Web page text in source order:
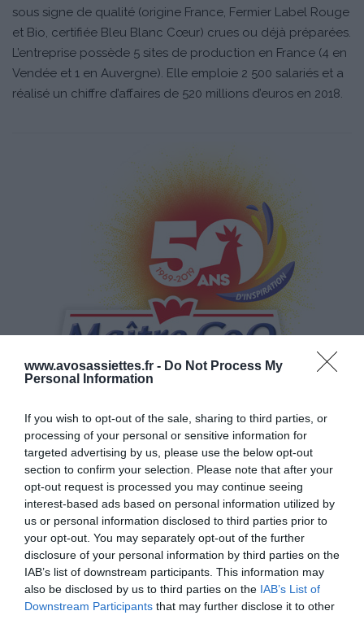
www.avosassiettes.fr - Do Not Process My
Personal Information
If you wish to opt-out of the sale, sharing to third parties, or
processing of your personal or sensitive information for
targeted advertising by us, please use the below opt-out
section to confirm your selection. Please note that after your
opt-out request is processed you may continue seeing
interest-based ads based on personal information utilized by
us or personal information disclosed to third parties prior to
your opt-out. You may separately opt-out of the further
disclosure of your personal information by third parties on the
IAB’s list of downstream participants. This information may
also be disclosed by us to third parties on the IAB’s List of
Downstream Participants that may further disclose it to other
sous signe de qualité (origine France, Fermier Label Rouge
et Bio, certifiée Bleu Blanc Cœur) crues ou déjà préparées.
L’entreprise possède 5 sites de production en France (4 en
Vendée et 1 en Auvergne). Elle emploie 2 500 salariés et a
réalisé un chiffre d’affaires de 520 millions d’euros en 2018.
www.maitrecoq.fr
© Maître CoQ | Crédits Photos : © © Maître CoQ | Tous droits de
reproduction réservés
Mots-clés Dinde Maître CoQ Papillote Tournedos
Pinterest Partager par Email